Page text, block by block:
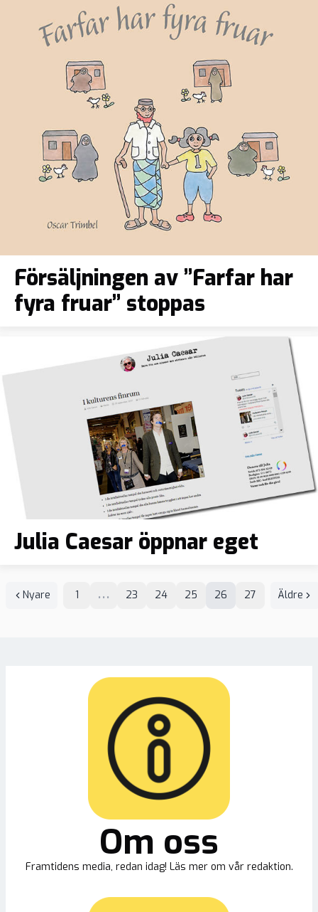
Försäljningen av ”Farfar har
fyra fruar” stoppas
Julia Caesar öppnar eget
Nyare 1 ••• 23 24 25 26 27 Äldre
Om oss
Framtidens media, redan idag! Läs mer om vår redaktion.